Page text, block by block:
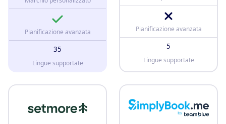
Pianificazione avanzata
35
Lingue supportate
Pianificazione avanzata
5
Lingue supportate